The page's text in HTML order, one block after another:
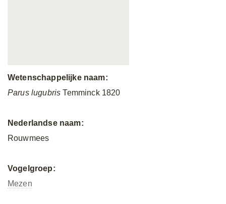
Wetenschappelijke naam:
Parus lugubris Temminck 1820
Nederlandse naam:
Rouwmees
Vogelgroep:
Mezen